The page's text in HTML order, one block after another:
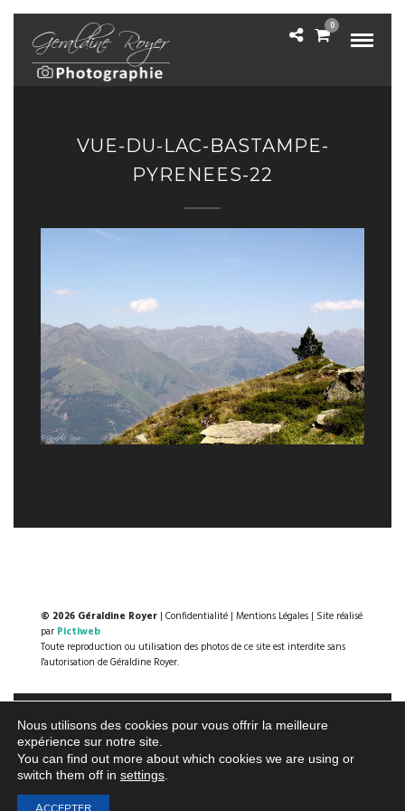
0
VUE-DU-LAC-BASTAMPE-
PYRENEES-22
© 2026 Géraldine Royer | Confidentialité | Mentions Légales | Site réalisé
par Pictiweb
Toute reproduction ou utilisation des photos de ce site est interdite sans
l'autorisation de Géraldine Royer.
Nous utilisons des cookies pour vous offrir la meilleure
expérience sur notre site.
You can find out more about which cookies we are using or
switch them off in settings